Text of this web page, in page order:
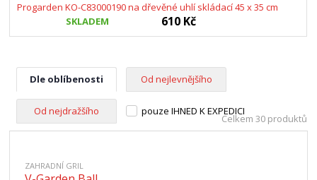
Progarden KO-C83000190 na dřevěné uhlí skládací 45 x 35 cm
SKLADEM
610 Kč
Dle oblíbenosti Od nejlevnějšího
Od nejdražšího pouze IHNED K EXPEDICI
Celkem 30 produktů
ZAHRADNÍ GRIL